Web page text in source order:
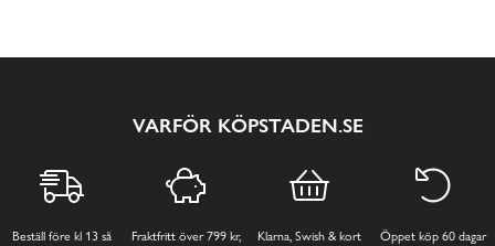
VARFÖR KÖPSTADEN.SE
Beställ före kl 13 så
Fraktfritt över 799 kr,
Klarna, Swish & kort Öppet köp 60 dagar